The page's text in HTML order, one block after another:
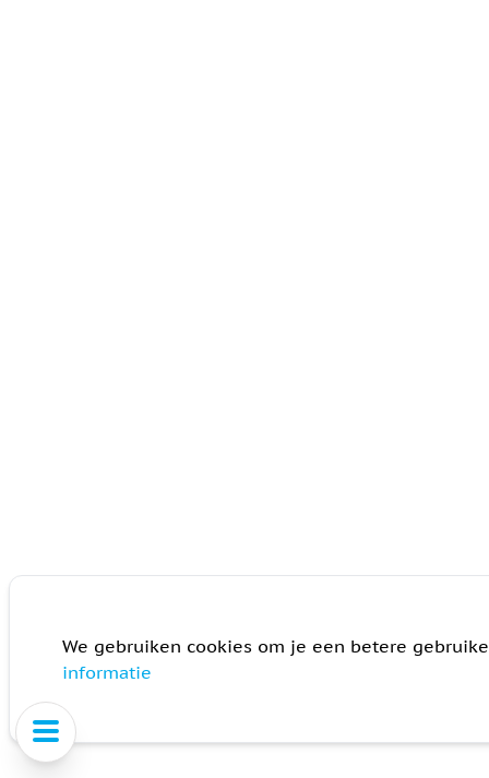
We gebruiken cookies om je een betere
informatie